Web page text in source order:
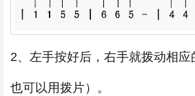
2、左手按好后，右手就拨动相
也可以用拨片）。